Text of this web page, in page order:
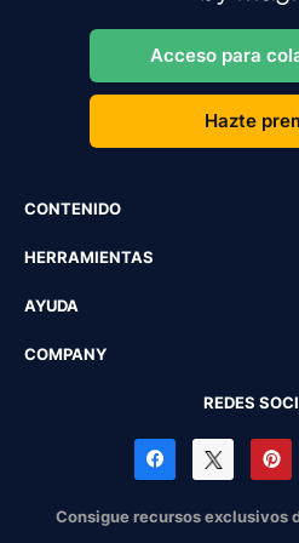
Acceso para
Hazte
CONTENIDO
HERRAMIENTAS
AYUDA
COMPANY
REDES
Consigue recursos exclusivos